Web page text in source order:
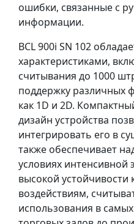
ошибки, связанные с
информации.
BCL 900i SN 102
характеристиками,
считывания до 1000
поддержку различных
как 1D и 2D.
дизайн устройства
интегрировать его в
также обеспечивает
условиях интенсивной
высокой
воздействиям,
использования в